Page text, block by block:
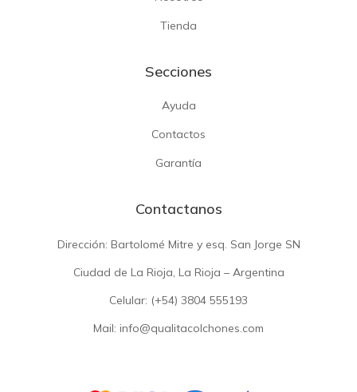
Tienda
Secciones
Ayuda
Contactos
Garantía
Contactanos
Dirección: Bartolomé Mitre y esq. San Jorge SN
Ciudad de La Rioja, La Rioja – Argentina
Celular: (+54) 3804 555193
Mail: info@qualitacolchones.com